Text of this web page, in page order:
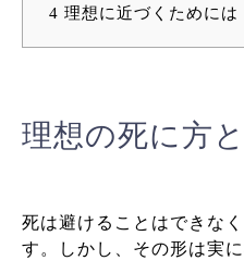
4 理想に近づくためには
理想の死に方
死は避けることはできな
す。しかし、その形は実に